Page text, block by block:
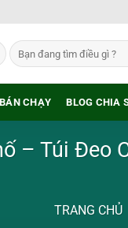
Tìm
kiếm:
CHẠY BLOG CHIA
– Túi Đeo
TRANG CHỦ